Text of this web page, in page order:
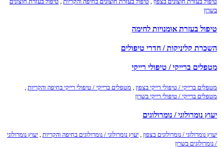
בשרון
טיפול בעזרת אומנויות לחימה
השכרת קליניקות / חדרי טיפולים
מטפלים ברייקי / טיפולי רייקי
מטפלים ברייקי / טיפולי רייקי בצפון מטפלים ברייקי / טיפולי רייקי בחיפה והקריות
מטפלים ברייקי / טיפולי רייקי בשרון
יעוץ נומרולוגי / נומרולוגים
יעוץ נומרולוגי / נומרולוגים בצפון , יעוץ נומרולוגי / נומרולוגים בחיפה והקריות , יעוץ נומרולוגי
/ נומרולוגים בשרון